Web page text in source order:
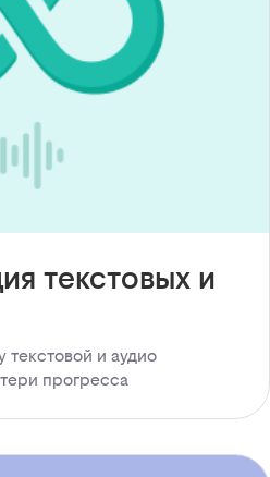
текстовых и
и аудио
прогресса